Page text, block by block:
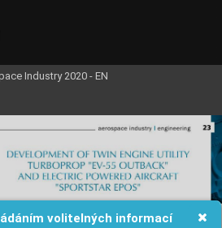
volitelných informací
Industry 2020 - EN